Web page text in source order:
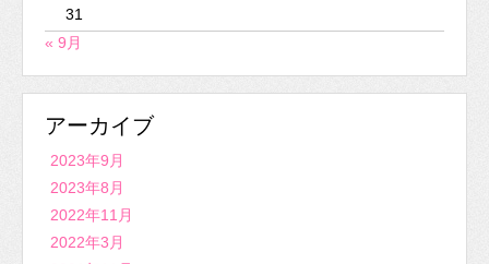
31
« 9月
アーカイブ
2023年9月
2023年8月
2022年11月
2022年3月